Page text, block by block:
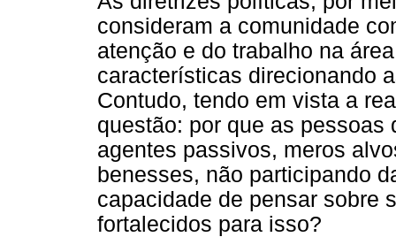
consideram a comunidade
atenção e do trabalho na
características direcionando
Contudo, tendo em vista a
questão: por que as
agentes passivos, meros
benesses, não participando
capacidade de pensar sobre
fortalecidos para isso?